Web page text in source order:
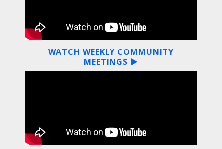
WATCH WEEKLY COMMUNITY
MEETINGS ▶